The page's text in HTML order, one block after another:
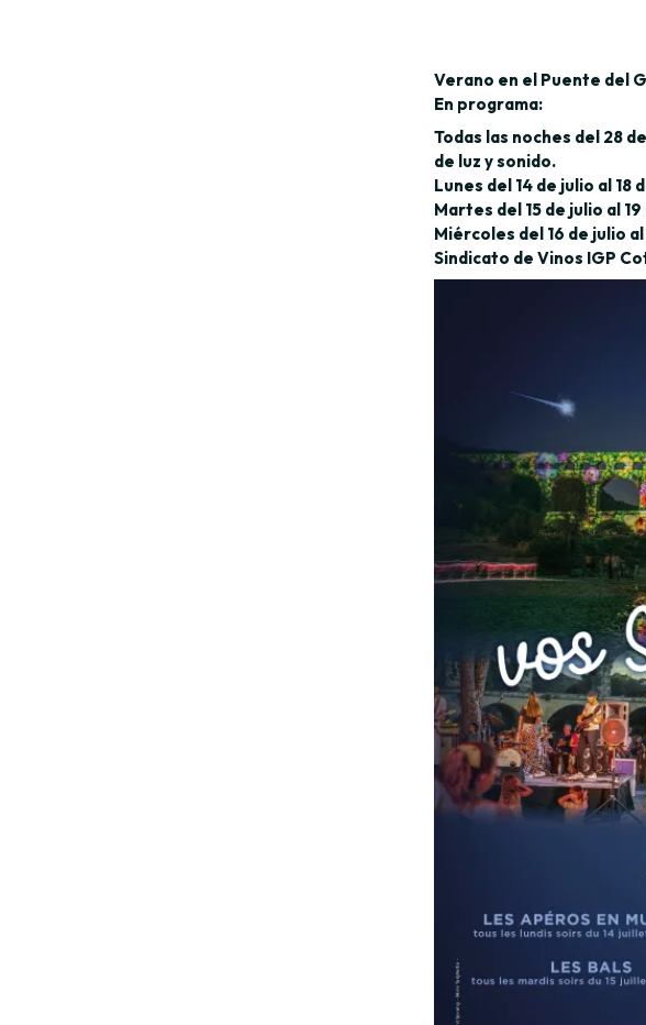
Verano en el Puente del
En programa:
Todas las noches del 28
de luz y sonido.
Lunes del 14 de julio al
Martes del 15 de julio al
Miércoles del 16 de julio
Sindicato de Vinos IGP